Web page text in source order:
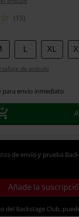
(15)
XL
tallaje de artículo
para envío inmediato
de envío y prueba
Añade la
del Backstage Club,